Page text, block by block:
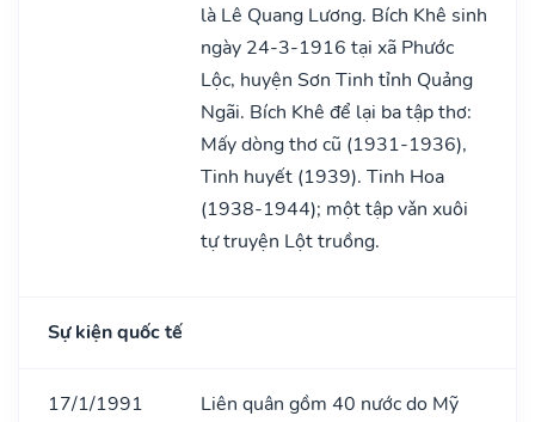
là Lê Quang Lương. Bích Khê sinh
ngày 24-3-1916 tại xã Phước
Lộc, huyện Sơn Tinh tỉnh Quảng
Ngãi. Bích Khê để lại ba tập thơ:
Mấy dòng thơ cũ (1931-1936),
Tinh huyết (1939). Tinh Hoa
(1938-1944); một tập vǎn xuôi
tự truyện Lột truồng.
Sự kiện quốc tế
17/1/1991
Liên quân gồm 40 nước do Mỹ